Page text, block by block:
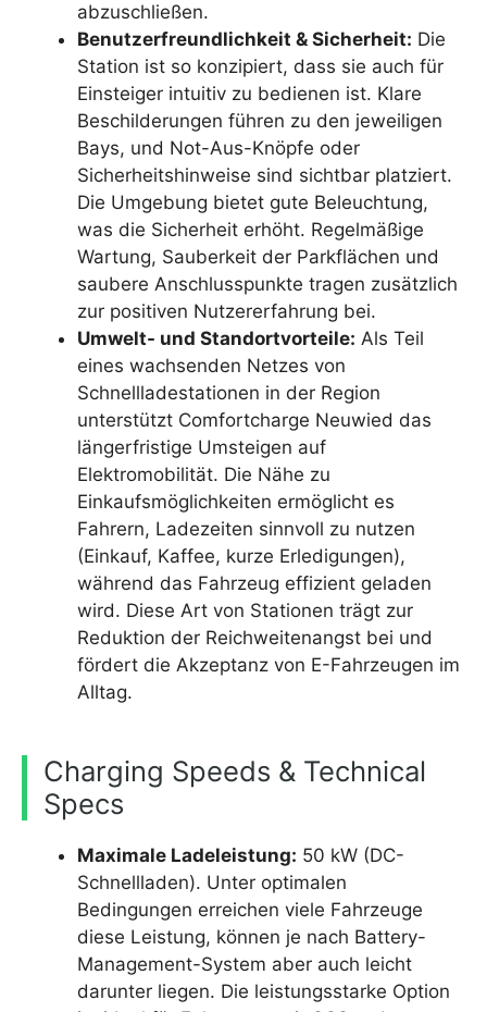
abzuschließen.
Benutzerfreundlichkeit & Sicherheit: Die
Station ist so konzipiert, dass sie auch für
Einsteiger intuitiv zu bedienen ist. Klare
Beschilderungen führen zu den jeweiligen
Bays, und Not-Aus-Knöpfe oder
Sicherheitshinweise sind sichtbar platziert.
Die Umgebung bietet gute Beleuchtung,
was die Sicherheit erhöht. Regelmäßige
Wartung, Sauberkeit der Parkflächen und
saubere Anschlusspunkte tragen zusätzlich
zur positiven Nutzererfahrung bei.
Umwelt- und Standortvorteile: Als Teil
eines wachsenden Netzes von
Schnellladestationen in der Region
unterstützt Comfortcharge Neuwied das
längerfristige Umsteigen auf
Elektromobilität. Die Nähe zu
Einkaufsmöglichkeiten ermöglicht es
Fahrern, Ladezeiten sinnvoll zu nutzen
(Einkauf, Kaffee, kurze Erledigungen),
während das Fahrzeug effizient geladen
wird. Diese Art von Stationen trägt zur
Reduktion der Reichweitenangst bei und
fördert die Akzeptanz von E-Fahrzeugen im
Alltag.
Charging Speeds & Technical
Specs
Maximale Ladeleistung: 50 kW (DC-
Schnellladen). Unter optimalen
Bedingungen erreichen viele Fahrzeuge
diese Leistung, können je nach Battery-
Management-System aber auch leicht
darunter liegen. Die leistungsstarke Option